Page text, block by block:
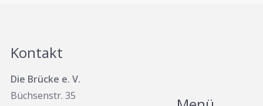
Kontakt
Die Brücke e. V.
Büchsenstr. 35